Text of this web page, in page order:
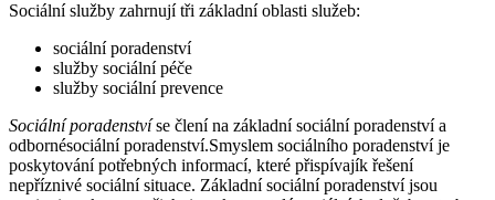
Sociální služby zahrnují tři základní oblasti služeb:
sociální poradenství
služby sociální péče
služby sociální prevence
Sociální poradenstvíse člení na základní sociální poradenství a
odbornésociální poradenství.Smyslem sociálního poradenství je
poskytování potřebných informací, které přispívajík řešení
nepříznivé sociální situace. Základní sociální poradenství jsou